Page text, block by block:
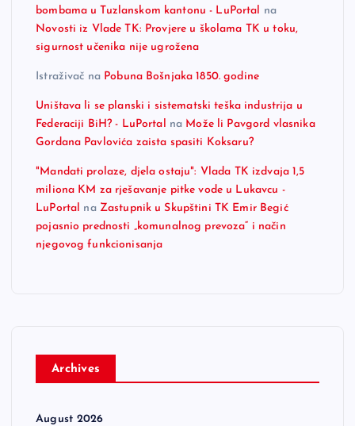
bombama u Tuzlanskom kantonu - LuPortal na
Novosti iz Vlade TK: Provjere u školama TK u toku,
sigurnost učenika nije ugrožena
Istraživač na Pobuna Bošnjaka 1850. godine
Uništava li se planski i sistematski teška industrija u
Federaciji BiH? - LuPortal na Može li Pavgord vlasnika
Gordana Pavlovića zaista spasiti Koksaru?
"Mandati prolaze, djela ostaju": Vlada TK izdvaja 1,5
miliona KM za rješavanje pitke vode u Lukavcu -
LuPortal na Zastupnik u Skupštini TK Emir Begić
pojasnio prednosti „komunalnog prevoza“ i način
njegovog funkcionisanja
Archives
August 2026